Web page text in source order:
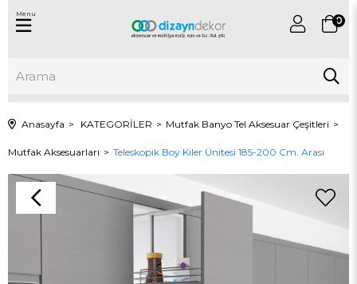
0
Menu
Anasayfa KATEGORİLER Mutfak Banyo Tel Aksesuar Çeşitleri
Mutfak Aksesuarları Teleskopik Boy Kiler Ünitesi 185-200 Cm. Arası